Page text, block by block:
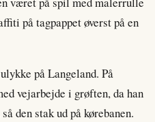
på tagpappet øverst på en
på Langeland. På
vejarbejde i grøften, da han
den stak ud på kørebanen.